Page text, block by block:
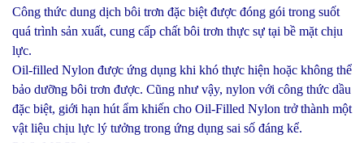
Công thức dung dịch bôi trơn đặc biệt được đóng gói trong suốt
quá trình sản xuất, cung cấp chất bôi trơn thực sự tại bề mặt chịu
lực.
Oil-filled Nylon được ứng dụng khi khó thực hiện hoặc không thể
bảo dưỡng bôi trơn được. Cũng như vậy, nylon với công thức dầu
đặc biệt, giới hạn hút ẩm khiến cho Oil-Filled Nylon trở thành một
vật liệu chịu lực lý tưởng trong ứng dụng sai số đáng kể.